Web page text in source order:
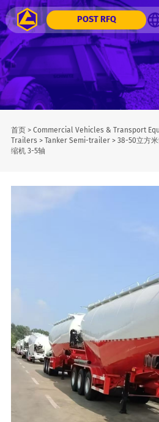
POST RFQ
首页> Commercial Vehicles & Transport
Trailers > Tanker Semi-trailer> 38-50立方
缩机 3-5轴